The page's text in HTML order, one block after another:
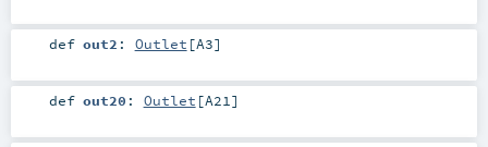
def out2 : Outlet [A3]
def out20 : Outlet [A21 ]